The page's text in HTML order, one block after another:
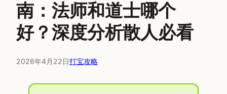
南：法师和道士哪个
好？深度分析散人必看
2026年4月22日打宝攻略